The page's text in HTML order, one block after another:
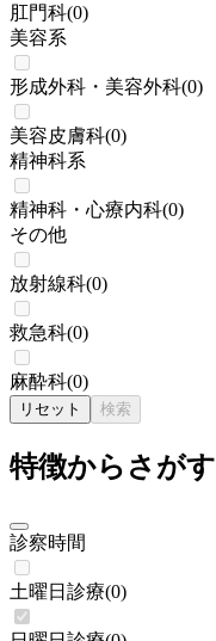
肛門科(0)
美容系
形成外科・美容外科(0)
美容皮膚科(0)
精神科系
精神科・心療内科(0)
その他
放射線科(0)
救急科(0)
麻酔科(0)
リセット 検索
特徴からさがす
診察時間
土曜日診療(0)